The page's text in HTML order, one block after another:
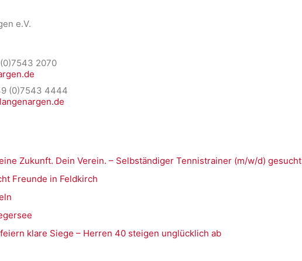
e.V.
2070
(0)7543 4444
Zukunft. Dein Verein. – Selbständiger Tennistrainer (m/w/d) gesucht
Freunde in Feldkirch
klare Siege – Herren 40 steigen unglücklich ab